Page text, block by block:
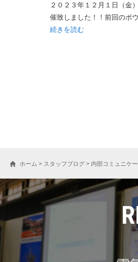
２０２３年１２月１日（金
催致しました！！前回のボ
続きを読む
ホーム > スタッフブログ > 内部コミュニケ